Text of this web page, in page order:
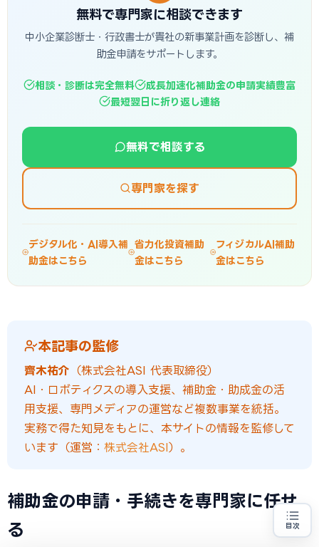
無料で専門家に相談できます
中小企業診断士・行政書士が貴社の新事業計画を診断し、補
助金申請をサポートします。
相談・診断は完全無料
成長加速化補助金の申請実績豊富
最短翌日に折り返し連絡
無料で相談する
専門家を探す
デジタル化・AI導入補
助金はこちら
省力化投資補助
金はこちら
フィジカルAI補助
金はこちら
本記事の監修
齊木祐介 （株式会社ASI 代表取締役）
AI・ロボティクスの導入支援、補助金・助成金の活
用支援、専門メディアの運営など複数事業を統括。
実務で得た知見をもとに、本サイトの情報を監修して
います（運営： 株式会社ASI）。
補助金の申請・手続きを専門家に任せ
る
目次